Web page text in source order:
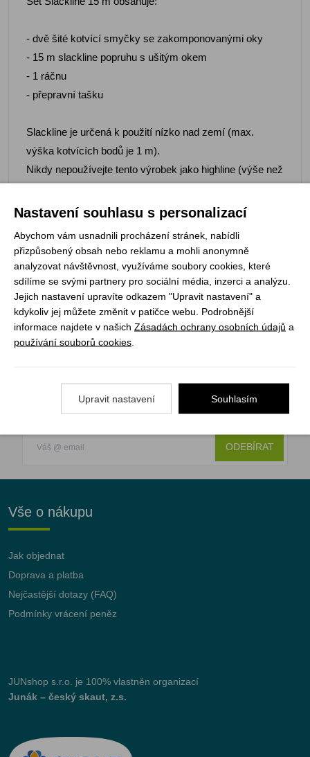
- dvě šité kotvící smyčky se zakomponovanými oky
- 15 m slackline popruhu s ušitým okem
- 1 ráčnu
- přepravní tašku
Slackline je určená k použití nízko nad zemí (max.
výška kotvících bodů je 1 m).
Nikdy nepoužívejte tento výrobek jako highline (výše než
Hmotnost: 2400 g
Materiál: nízkoprůtažný PES
Pevnost: 30 kN
Šířka: 25 mm
Délka: max. 15 m
Registrujte se k odběru newsletteru a už Vám
nic neunikne
ODEBÍRAT
Vše o nákupu
Jak objednat
Doprava a platba
Nejčastější dotazy (FAQ)
Podmínky vrácení peněz
JUNshop s.r.o.
je 100% vlastněn organizací
Junák – český skaut, z.s.
Nastavení souhlasu s personalizací
Abychom vám usnadnili procházení stránek, nabídli
přizpůsobený obsah nebo reklamu a mohli anonymně
analyzovat návštěvnost, využíváme soubory cookies, které
sdílíme se svými partnery pro sociální média, inzerci a analýzu.
Jejich nastavení upravíte odkazem "Upravit nastavení" a
kdykoliv jej můžete změnit v patičce webu. Podrobnější
informace najdete v našich Zásadách ochrany osobních údajů a
používání souborů cookies
Upravit nastavení Souhlasím